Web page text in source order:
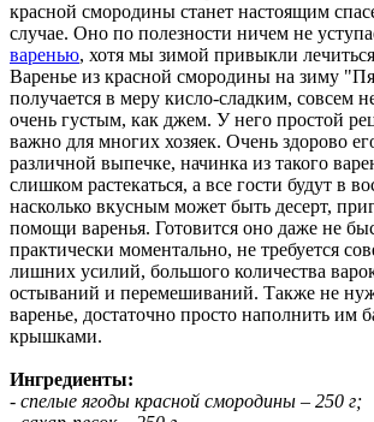
красной смородины станет настоящим
случае. Оно по полезности ничем не
варенью, хотя мы зимой привыкли
Варенье из красной смородины на зиму
получается в меру кисло-сладким, совсем
очень густым, как джем. У него простой
важно для многих хозяек. Очень здорово
различной выпечке, начинка из такого
слишком растекаться, а все гости будут в
насколько вкусным может быть десерт,
помощи варенья. Готовится оно даже не
практически моментально, не требуется
лишних усилий, большого количества
остываний и перемешиваний. Также не
варенье, достаточно просто наполнить им
крышками.
Ингредиенты:
- спелые ягоды красной смородины – 250 г;